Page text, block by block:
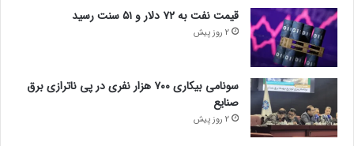
قیمت نفت به ۷۲ دلار و ۵۱ سنت رسید
2 روز پیش
سونامی بیکاری ۷۰۰ هزار نفری در پی ناترازی برق
صنایع
2 روز پیش